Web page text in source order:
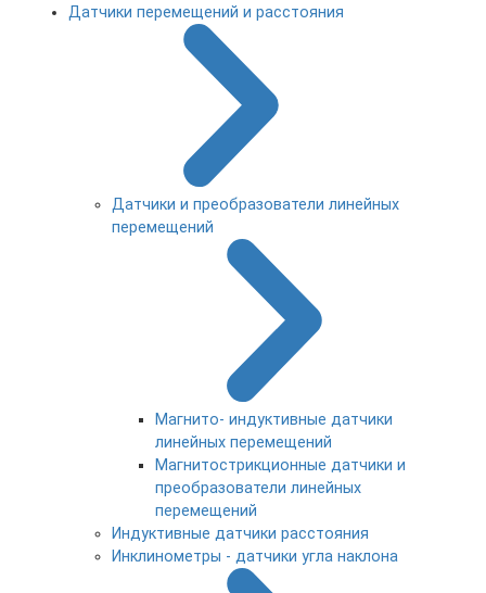
Датчики перемещений и расстояния
Датчики и преобразователи линейных
перемещений
Магнито- индуктивные датчики
линейных перемещений
Магнитострикционные датчики и
преобразователи линейных
перемещений
Индуктивные датчики расстояния
Инклинометры - датчики угла наклона